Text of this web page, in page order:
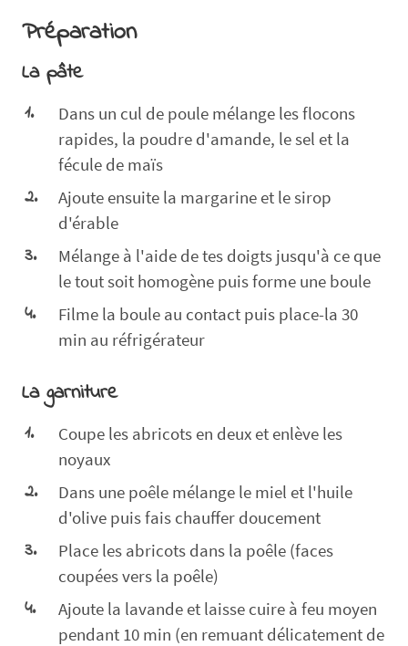
Préparation
La pâte
Dans un cul de poule mélange les flocons
rapides, la poudre d'amande, le sel et la
fécule de maïs
Ajoute ensuite la margarine et le sirop
d'érable
Mélange à l'aide de tes doigts jusqu'à ce que
le tout soit homogène puis forme une boule
Filme la boule au contact puis place-la 30
min au réfrigérateur
La garniture
Coupe les abricots en deux et enlève les
noyaux
Dans une poêle mélange le miel et l'huile
d'olive puis fais chauffer doucement
Place les abricots dans la poêle (faces
coupées vers la poêle)
Ajoute la lavande et laisse cuire à feu moyen
pendant 10 min (en remuant délicatement de